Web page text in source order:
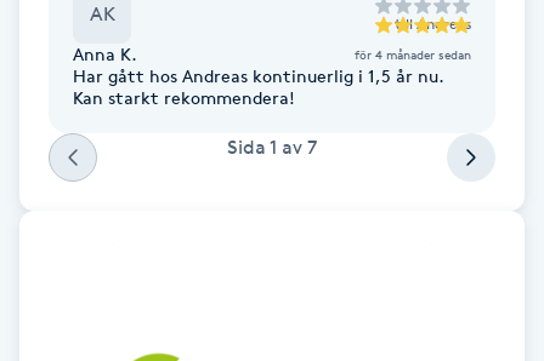
Fet hårbotten
Fibromassage
AK till Andreas
Anna K. för 4 månader sedan
Har gått hos Andreas kontinuerlig i 1,5 år nu.
Kan starkt rekommendera!
Sida 1 av 7